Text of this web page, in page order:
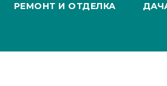
РЕМОНТ И ОТДЕЛКА